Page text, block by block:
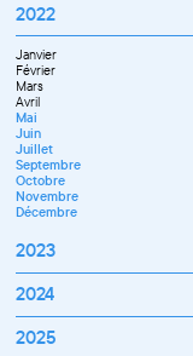
Septembre
Octobre
Novembre
Décembre
2022
Janvier
Février
Mars
Avril
Mai
Juin
Juillet
Septembre
Octobre
Novembre
Décembre
2023
Janvier
Mars
Avril
2024
Janvier
2025